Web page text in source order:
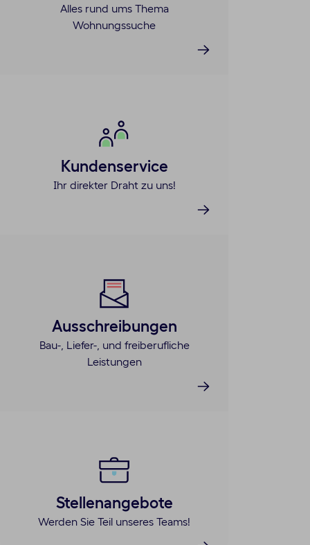
Alles rund ums Thema
Wohnungssuche
Kundenservice
Ihr direkter Draht zu uns!
Ausschreibungen
Bau-, Liefer-, und freiberufliche
Leistungen
Stellenangebote
Werden Sie Teil unseres Teams!